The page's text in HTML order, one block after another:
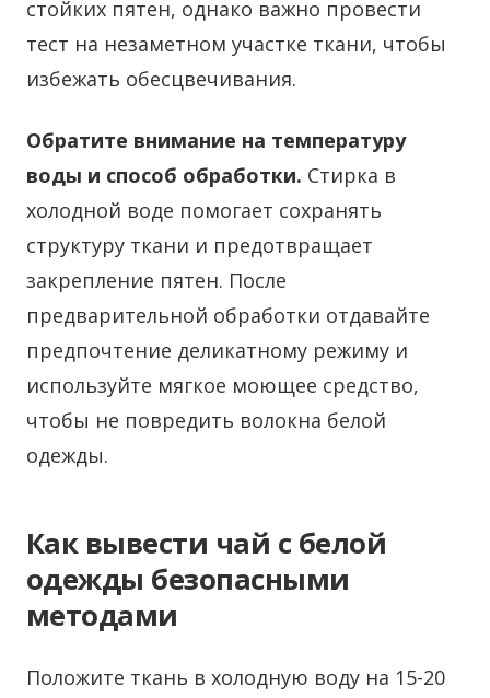
стойких пятен, однако важно провести
тест на незаметном участке ткани, чтобы
избежать обесцвечивания.
Обратите внимание на температуру
воды и способ обработки. Стирка в
холодной воде помогает сохранять
структуру ткани и предотвращает
закрепление пятен. После
предварительной обработки отдавайте
предпочтение деликатному режиму и
используйте мягкое моющее средство,
чтобы не повредить волокна белой
одежды.
Как вывести чай с белой
одежды безопасными
методами
Положите ткань в холодную воду на 15-20